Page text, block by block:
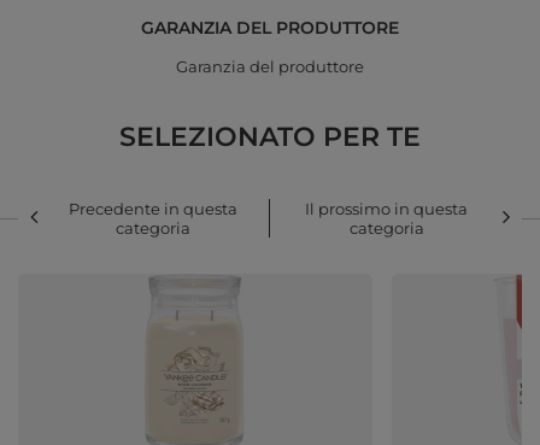
GARANZIA DEL PRODUTTORE
Garanzia del produttore
SELEZIONATO PER TE
Precedente in questa
categoria
Il prossimo in questa
categoria